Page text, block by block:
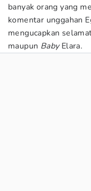
banyak orang yang
komentar unggahan
mengucapkan
maupun BabyElara.